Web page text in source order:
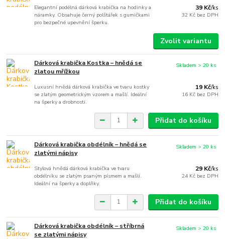
Elegantní podélná dárková krabička na hodinky a
náramky. Obsahuje černý polštářek s gumičkami
pro bezpečné upevnění šperku.
39 Kč/ks
32 Kč bez DPH
Zvolit variantu
Dárková krabička Kostka – hnědá se
zlatou mřížkou
Luxusní hnědá dárková krabička ve tvaru kostky
se zlatým geometrickým vzorem a mašlí. Ideální
na šperky a drobnosti.
19 Kč/ks
16 Kč bez DPH
Skladem > 20 ks
Přidat do košíku
Dárková krabička obdélník – hnědá se
zlatými nápisy
Stylová hnědá dárková krabička ve tvaru
obdélníku se zlatým psaným písmem a mašlí.
Ideální na šperky a doplňky.
29 Kč/ks
24 Kč bez DPH
Skladem > 20 ks
Přidat do košíku
Dárková krabička obdélník – stříbrná
se zlatými nápisy
Skladem > 20 ks